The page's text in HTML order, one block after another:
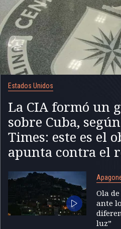
Estados Unidos
La CIA formó un
sobre Cuba,
Times: este es el
apunta contra el
Ola
ante
luz”